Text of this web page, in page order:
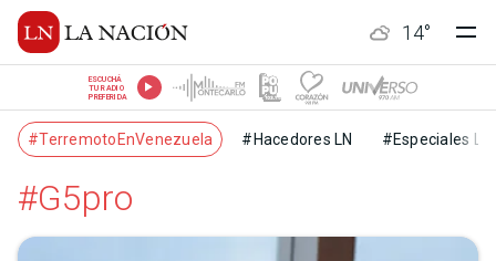
14°
ESCUCHÁ
TU RADIO
PREFERIDA
#TerremotoEnVenezuela #Hacedores LN #Especiales LN
#G5pro